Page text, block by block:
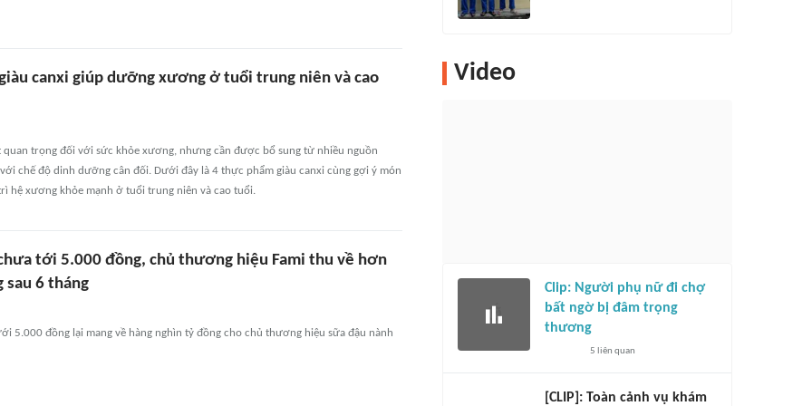
canxi giúp dưỡng xương ở tuổi trung niên và cao
quan trọng đối với sức khỏe xương, nhưng cần được bổ sung từ nhiều nguồn
chế độ dinh dưỡng cân đối. Dưới đây là 4 thực phẩm giàu canxi cùng gợi ý món
hệ xương khỏe mạnh ở tuổi trung niên và cao tuổi.
tới 5.000 đồng, chủ thương hiệu Fami thu về hơn
sau 6 tháng
5.000 đồng lại mang về hàng nghìn tỷ đồng cho chủ thương hiệu sữa đậu nành
Video
Clip: Người phụ nữ đi chợ
bất ngờ bị đâm trọng
thương
5 liên quan
[CLIP]: Toàn cảnh vụ khám